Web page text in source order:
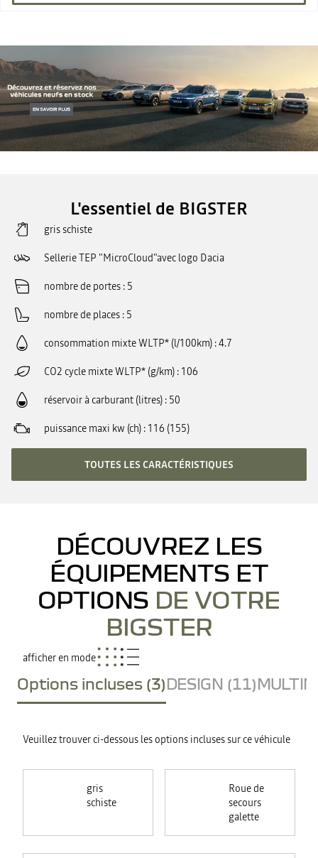
L'essentiel de BIGSTER
gris schiste
Sellerie TEP "MicroCloud"avec logo Dacia
nombre de portes 5
nombre de places 5
consommation mixte WLTP* (l/100km) 4.7
CO2 cycle mixte WLTP* (g/km) 106
réservoir à carburant (litres) 50
puissance maxi kw (ch) 116 (155)
TOUTES LES CARACTÉRISTIQUES
DÉCOUVREZ LES
ÉQUIPEMENTS ET
OPTIONS DE VOTRE
BIGSTER
afficher en mode
Options incluses (3)DESIGN (11)
Veuillez trouver ci-dessous les options incluses sur ce véhicule
gris
schiste
Roue de
secours
galette